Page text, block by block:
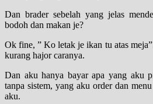
Dan brader sebelah yang jelas
bodoh dan makan je?
Ok fine, ” Ko letak je ikan tu atas
kurang hajor caranya.
Dan aku hanya bayar apa yang aku
tanpa sistem, yang aku order dan
aku.